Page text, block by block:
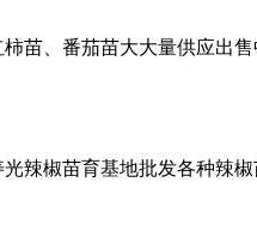
苗、番茄苗大大量供应出
辣椒苗育基地批发各种辣